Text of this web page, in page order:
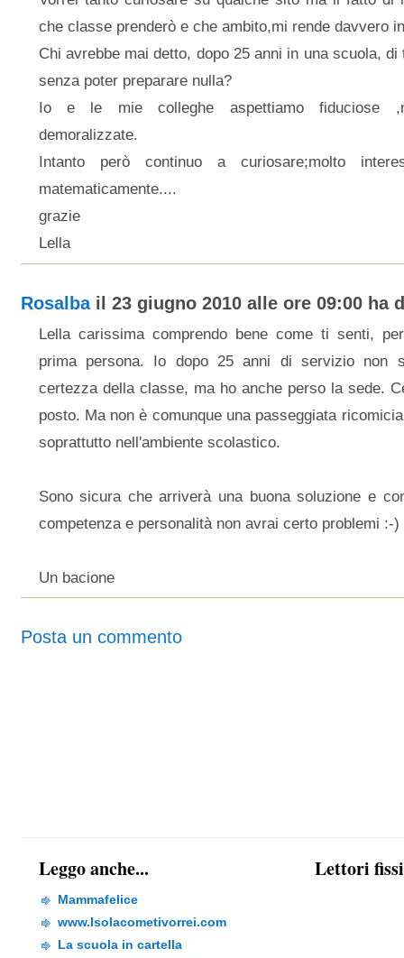
che classe prenderò e che ambito,mi rende davvero
Chi avrebbe mai detto, dopo 25 anni in una scuola,
senza poter preparare nulla?
Io e le mie colleghe aspettiamo fiduciose
demoralizzate.
Intanto però continuo a curiosare;molto
matematicamente....
grazie
Lella
Rosalbail 23 giugno 2010 alle ore 09:00 ha
Lella carissima comprendo bene come ti senti,
prima persona. Io dopo 25 anni di servizio non
certezza della classe, ma ho anche perso la sede.
posto. Ma non è comunque una passeggiata
soprattutto nell'ambiente scolastico.
Sono sicura che arriverà una buona soluzione e
competenza e personalità non avrai certo problemi :-)
Un bacione
Posta un commento
Leggo anche...
Mammafelice
www.Isolacometivorrei.com
La scuola in cartella
Lettori fissi